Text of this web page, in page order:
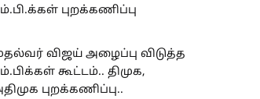
புறக்கணிப்பு
விஜய் அழைப்பு விடுத்த
கூட்டம்.. திமுக,
புறக்கணிப்பு..